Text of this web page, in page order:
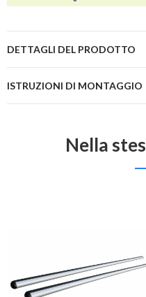
DETTAGLI DEL PRODOTTO
ISTRUZIONI DI MONTAGGIO
Nella